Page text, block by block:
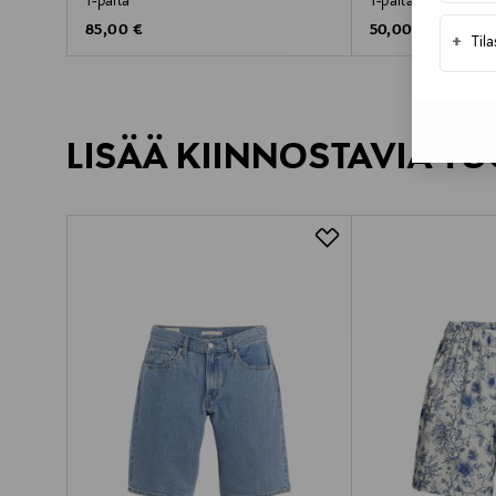
+
Original Price
85,00 €
Original Price
50,00 €
LISÄÄ KIINNOSTAVIA